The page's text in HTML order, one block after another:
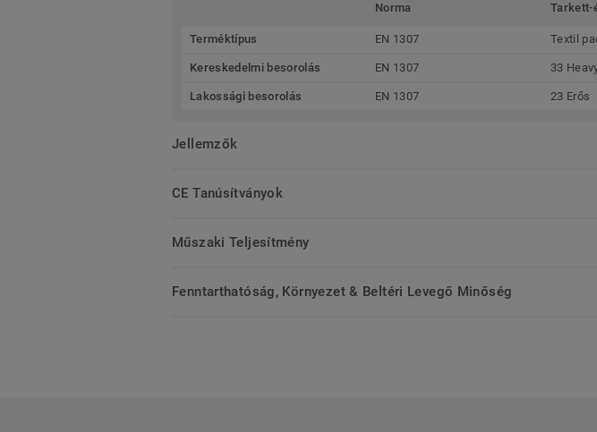
Norma Tarkett-
Terméktípus EN 1307 Textil
Kereskedelmi besorolás EN 1307 33
Lakossági besorolás EN 1307 23 Erős
Jellemzők
CE Tanúsítványok
Műszaki Teljesítmény
Fenntarthatóság, Környezet & Beltéri Levegő Minőség